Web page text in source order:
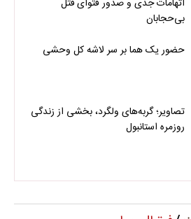
بی‌حجابان
حضور یک هما بر سر لاشه‌ کل وحشی
تصاویر؛ گربه‌های ولگرد، بخشی از زندگی
روزمره استانبول